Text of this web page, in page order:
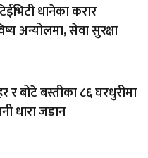
धानेका करार
अन्योलमा, सेवा सुरक्षा
र बोटे बस्तीका ८६ घरधुरीमा
धारा जडान